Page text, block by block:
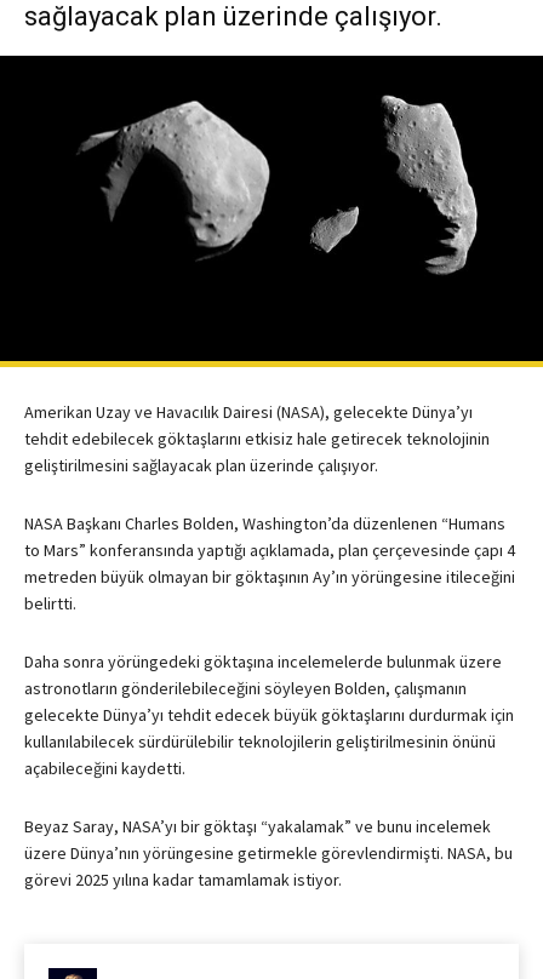
sağlayacak plan üzerinde çalışıyor.
Amerikan Uzay ve Havacılık Dairesi (NASA), gelecekte Dünya’yı
tehdit edebilecek göktaşlarını etkisiz hale getirecek teknolojinin
geliştirilmesini sağlayacak plan üzerinde çalışıyor.
NASA Başkanı Charles Bolden, Washington’da düzenlenen “Humans
to Mars” konferansında yaptığı açıklamada, plan çerçevesinde çapı 4
metreden büyük olmayan bir göktaşının Ay’ın yörüngesine itileceğini
belirtti.
Daha sonra yörüngedeki göktaşına incelemelerde bulunmak üzere
astronotların gönderilebileceğini söyleyen Bolden, çalışmanın
gelecekte Dünya’yı tehdit edecek büyük göktaşlarını durdurmak için
kullanılabilecek sürdürülebilir teknolojilerin geliştirilmesinin önünü
açabileceğini kaydetti.
Beyaz Saray, NASA’yı bir göktaşı “yakalamak” ve bunu incelemek
üzere Dünya’nın yörüngesine getirmekle görevlendirmişti. NASA, bu
görevi 2025 yılına kadar tamamlamak istiyor.